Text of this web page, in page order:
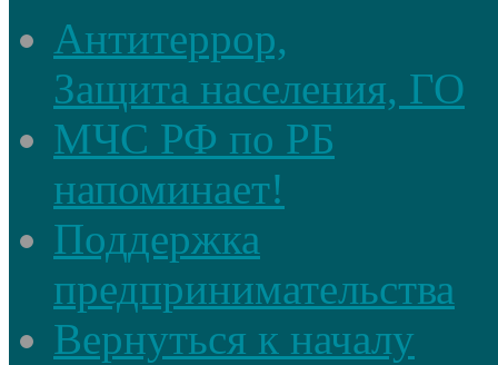
Антитеррор,
Защита населения, ГО
МЧС РФ по РБ
напоминает!
Поддержка
предпринимательства
Вернуться к началу